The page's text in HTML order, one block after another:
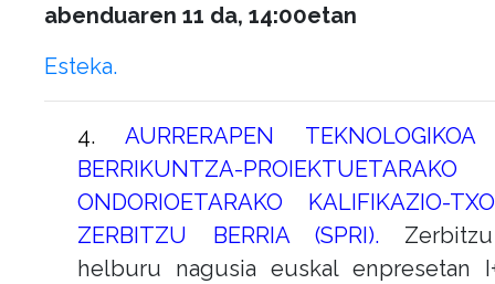
abenduaren 11 da, 14:00etan
Esteka.
4.AURRERAPEN
BERRIKUNTZA-
ONDORIOETARAKO KALIFIKAZIO-
ZERBITZU BERRIA (SPRI).
helburu nagusia euskal enpresetan